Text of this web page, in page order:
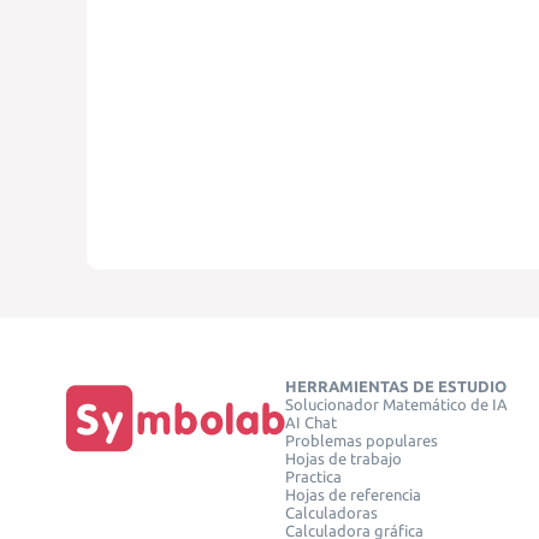
HERRAMIENTAS DE ESTUDIO
Solucionador Matemático de IA
AI Chat
Problemas populares
Hojas de trabajo
Practica
Hojas de referencia
Calculadoras
Calculadora gráfica